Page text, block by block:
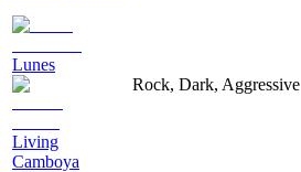
Lunes
Living
Camboya
Rock, Dark, Aggressive